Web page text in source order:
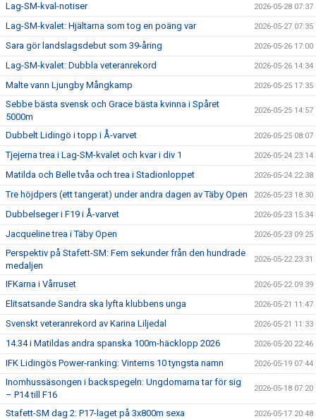
Lag-SM-kval-notiser 2026-05-28 07:37
Lag-SM-kvalet: Hjältarna som tog en poäng var 2026-05-27 07:35
Sara gör landslagsdebut som 39-åring 2026-05-26 17:00
Lag-SM-kvalet: Dubbla veteranrekord 2026-05-26 14:34
Malte vann Ljungby Mångkamp 2026-05-25 17:35
Sebbe bästa svensk och Grace bästa kvinna i Spåret
5000m
2026-05-25 14:57
Dubbelt Lidingö i topp i Å-varvet 2026-05-25 08:07
Tjejerna trea i Lag-SM-kvalet och kvar i div 1 2026-05-24 23:14
Matilda och Belle tvåa och trea i Stadionloppet 2026-05-24 22:38
Tre höjdpers (ett tangerat) under andra dagen av Täby Open 2026-05-23 18:30
Dubbelseger i F19 i Å-varvet 2026-05-23 15:34
Jacqueline trea i Täby Open 2026-05-23 09:25
Perspektiv på Stafett-SM: Fem sekunder från den hundrade
medaljen
2026-05-22 23:31
IFKarna i Vårruset 2026-05-22 09:39
Elitsatsande Sandra ska lyfta klubbens unga 2026-05-21 11:47
Svenskt veteranrekord av Karina Liljedal 2026-05-21 11:33
14.34 i Matildas andra spanska 100m-häcklopp 2026 2026-05-20 22:46
IFK Lidingös Power-ranking: Vinterns 10 tyngsta namn 2026-05-19 07:44
Inomhussäsongen i backspegeln: Ungdomarna tar för sig
– P14 till F16
2026-05-18 07:20
Stafett-SM dag 2: P17-laget på 3x800m sexa 2026-05-17 20:48